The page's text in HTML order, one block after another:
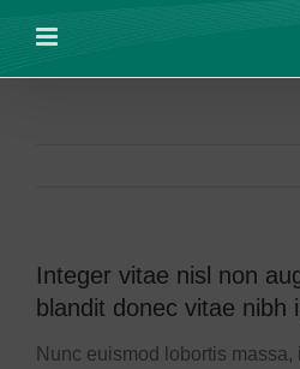
Inhalt
Integer vitae nisl non
blandit donec vitae nibh
Nunc euismod lobortis